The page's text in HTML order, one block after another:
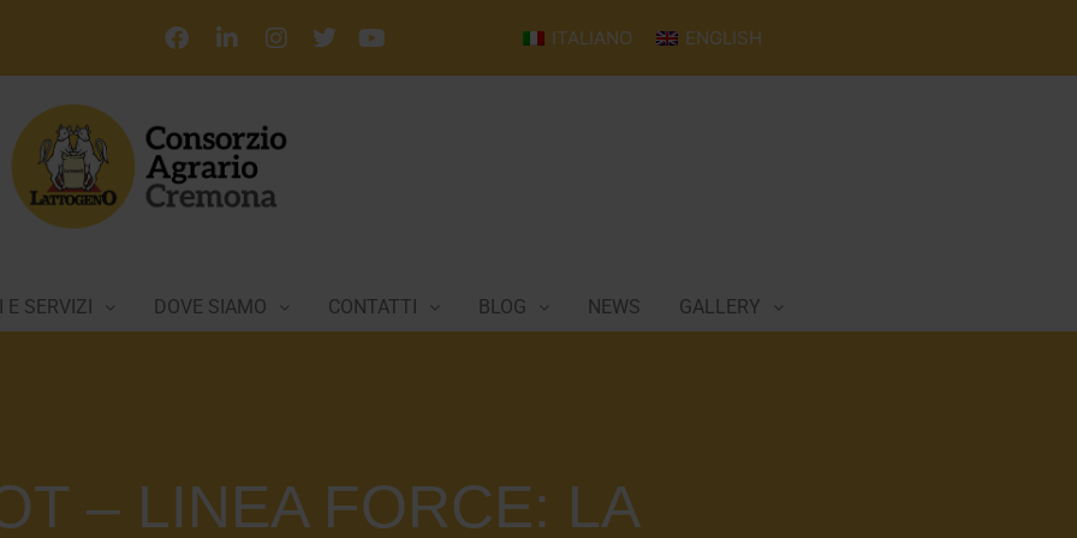
ITALIANO ENGLISH
E SERVIZI DOVE SIAMO CONTATTI BLOG NEWS GALLERY
– LINEA FORCE: LA